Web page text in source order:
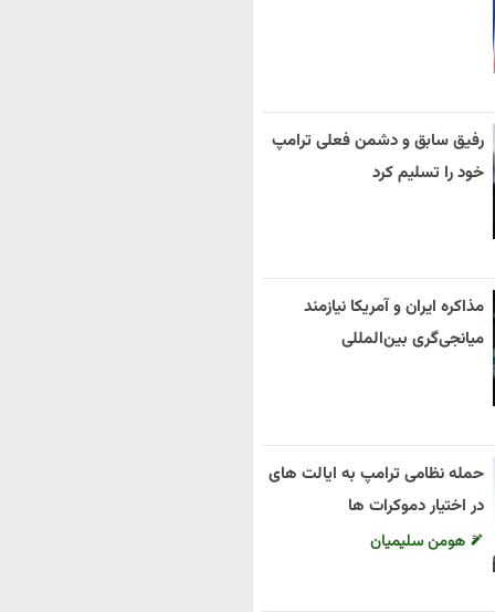
رفیق سابق و دشمن فعلی ترامپ
خود را تسلیم کرد
مذاکره ایران و آمریکا نیازمند
میانجی‌گری بین‌المللی
حمله نظامی ترامپ به ایالت های
در اختیار دموکرات ها
هومن سلیمیان